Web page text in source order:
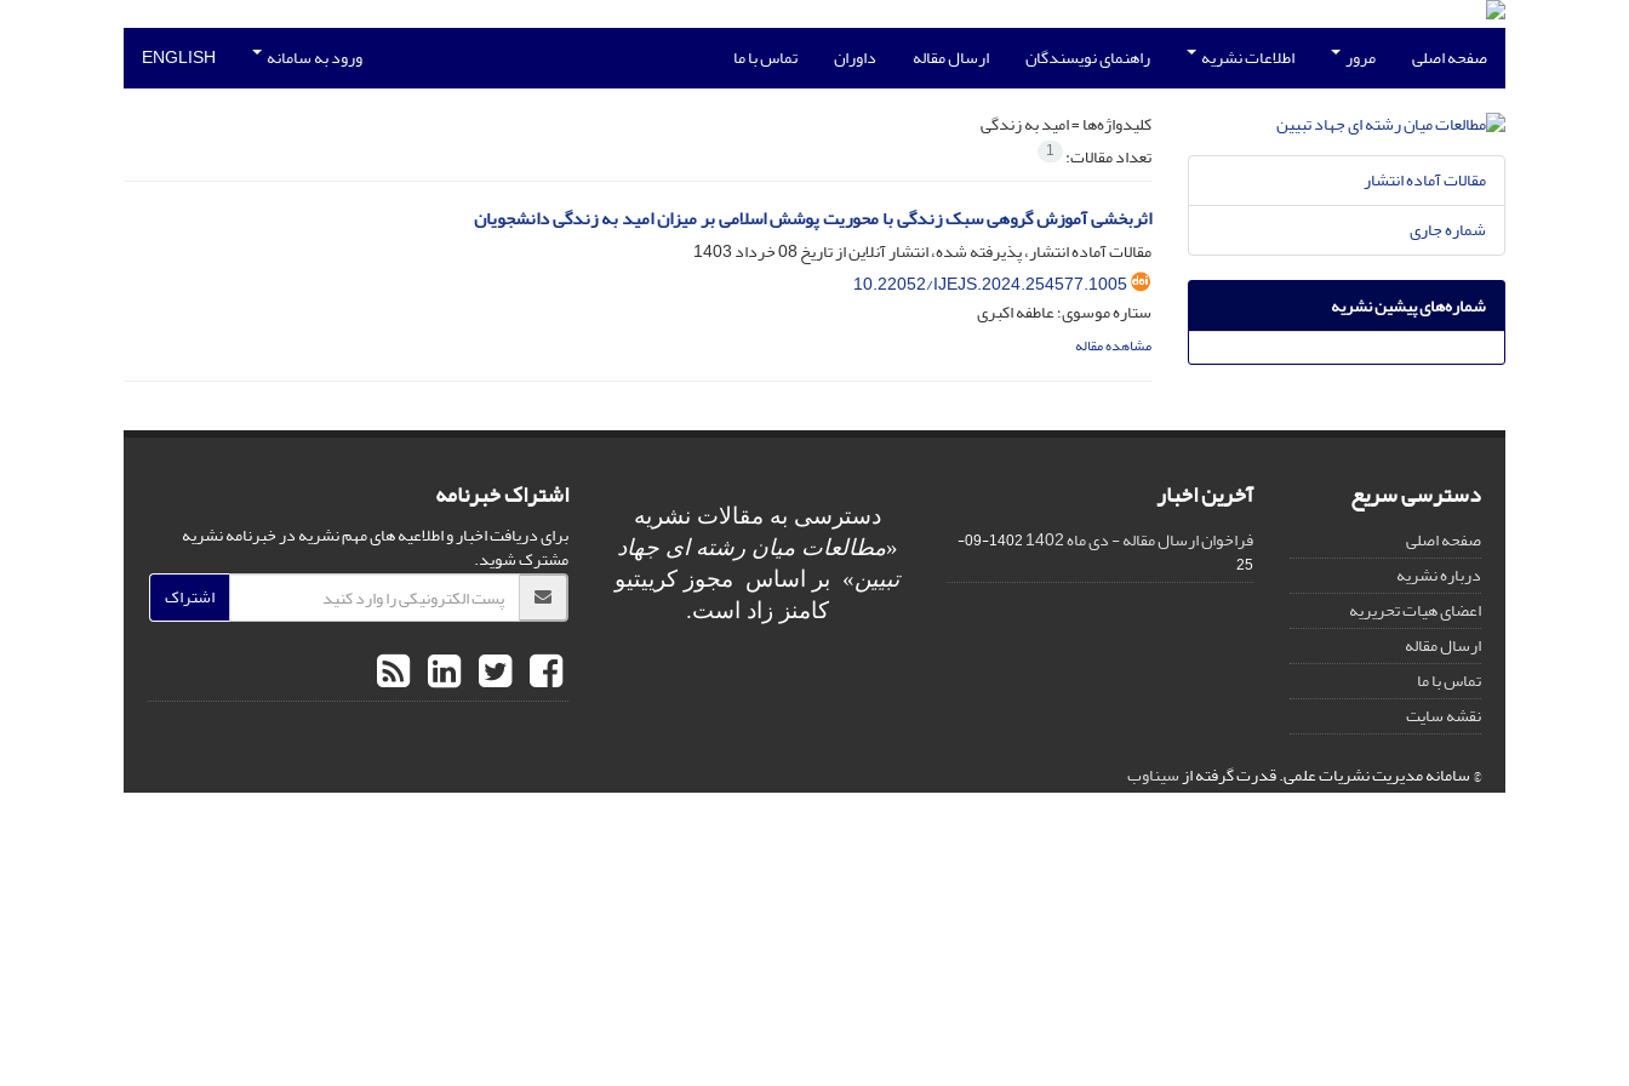
صفحه اصلی مرور اطلاعات نشریه راهنمای نویسندگان ارسال مقاله داوران تماس با ما ورود به سامانه ENGLISH
کلیدواژه‌ها =امید به زندگی
تعداد مقالات: 1
اثربخشی آموزش گروهی سبک زندگی با محوریت پوشش اسلامی بر میزان امید به زندگی دانشجویان
مقالات آماده انتشار، پذیرفته شده، انتشار آنلاین از تاریخ08 خرداد 1403
10.22052/IJEJS.2024.254577.1005
ستاره موسوی؛ عاطفه اکبری
مشاهده مقاله
مقالات آماده انتشار
شماره جاری
شماره‌های پیشین نشریه
دسترسی سریع
صفحه اصلی
درباره نشریه
اعضای هیات تحریریه
ارسال مقاله
تماس با ما
نقشه سایت
آخرین اخبار
فراخوان ارسال مقاله - دی ماه 1402
1402-09-
25
دسترسی به مقالات نشریه
«مطالعات میان رشته ای جهاد
تبیین» بر اساس مجوز کرییتیو
کامنز زاد است.
اشتراک خبرنامه
برای دریافت اخبار و اطلاعیه های مهم نشریه در خبرنامه نشریه
مشترک شوید.
اشتراک
© سامانه مدیریت نشریات علمی.قدرت گرفته ازسیناوب